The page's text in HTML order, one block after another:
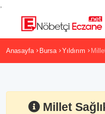
Anasayfa Bursa Yıldırım
Millet